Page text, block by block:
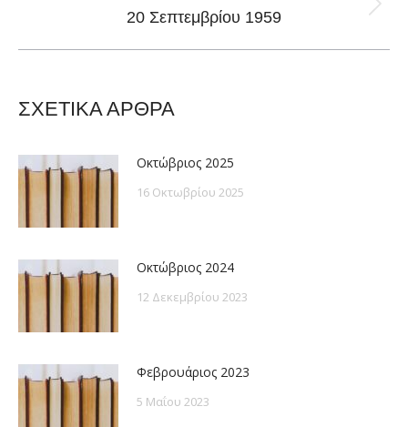
Next
20 Σεπτεμβρίου 1959
ΣΧΕΤΙΚΑ ΑΡΘΡΑ
Οκτώβριος 2025
16 Οκτωβρίου 2025
Οκτώβριος 2024
12 Δεκεμβρίου 2023
Φεβρουάριος 2023
5 Μαΐου 2023